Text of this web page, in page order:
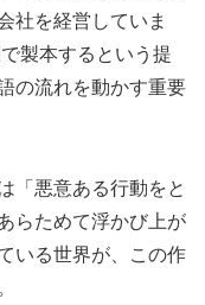
社を経営していま
製本するという提
の流れを動かす重要
「悪意ある行動をと
らためて浮かび上が
いる世界が、この作